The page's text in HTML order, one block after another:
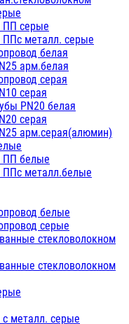
ПП серые
ППс металл. серые
белая
арм.белая
серая
серая
PN20 белая
серая
арм.серая(алюмин)
ПП белые
ППс металл.белые
белые
серые
стекловолокном
стекловолокном
с металл. серые